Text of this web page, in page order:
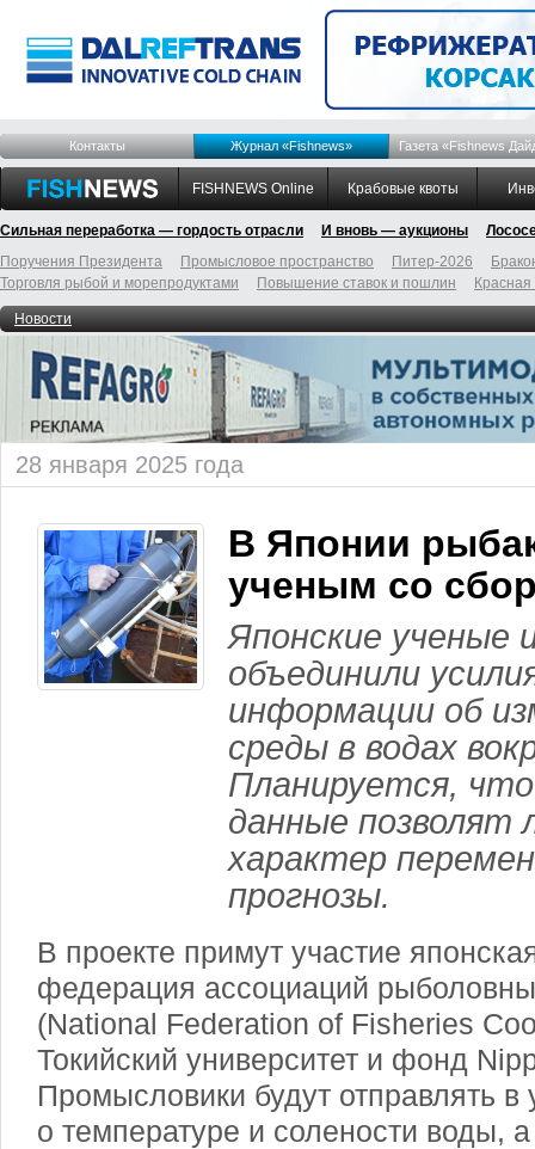
Контакты Журнал «Fishnews» Газета «Fishnews
FISHNEWS Online Крабовые квоты
Сильная переработка — гордость отрасли И вновь — аукционы
Поручения Президента
Промысловое пространство Питер-2026
Торговля рыбой и морепродуктами
Повышение ставок и пошлин
Новости
28 января 2025 года
В Японии
ученым со
Японские ученые
объединили
информации об
среды в водах
Планируется,
данные позволят
характер
прогнозы.
В проекте примут участие
федерация ассоциаций
(National Federation of Fisheries
Токийский университет и фонд
Промысловики будут отправлять в
о температуре и солености воды,